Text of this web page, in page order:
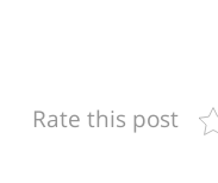
Rate this post